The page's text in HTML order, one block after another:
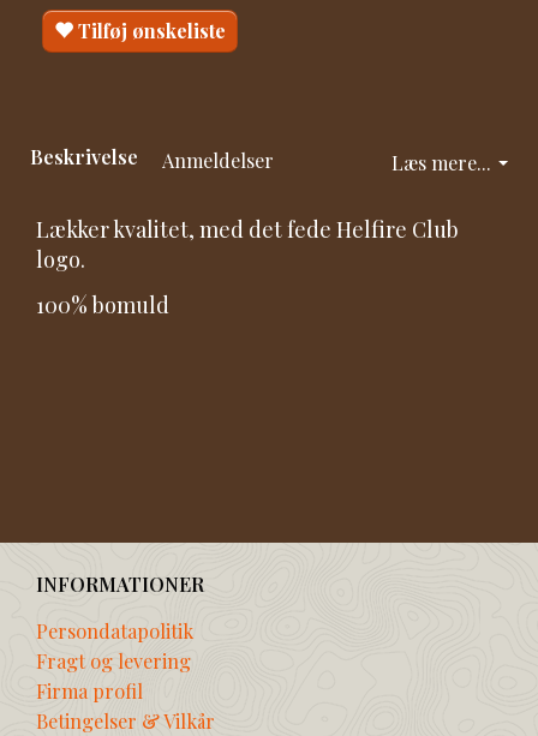
Tilføj ønskeliste
Læs mere...
Beskrivelse Anmeldelser
Lækker kvalitet, med det fede Helfire Club
logo.
100% bomuld
INFORMATIONER
Persondatapolitik
Fragt og levering
Firma profil
Betingelser & Vilkår